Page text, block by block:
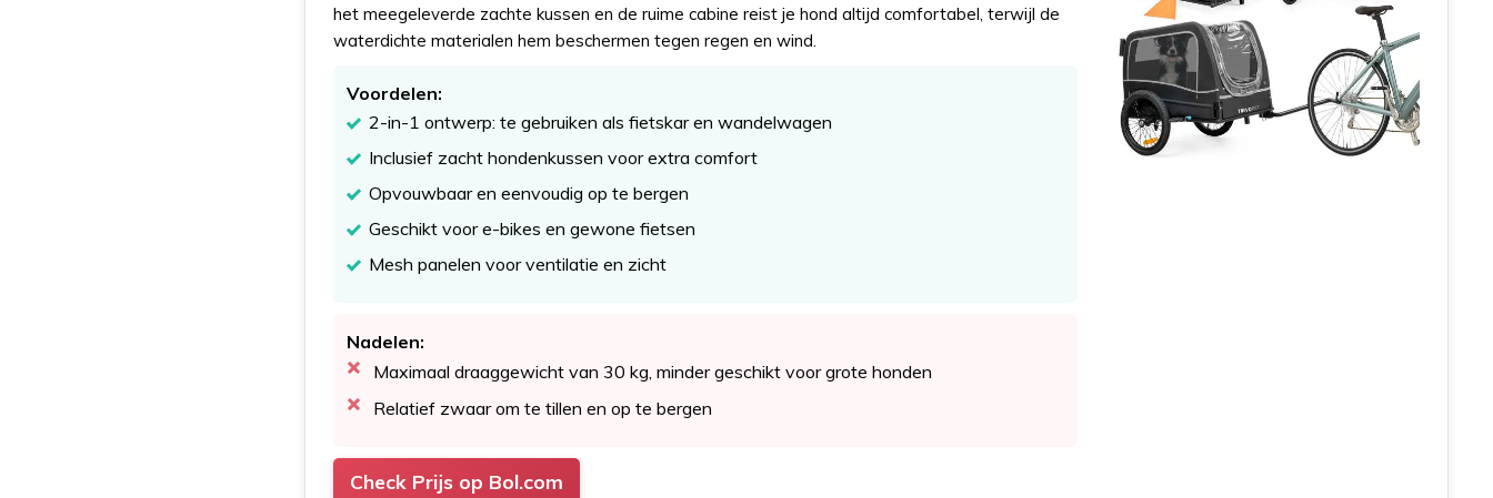
het meegeleverde zachte kussen en de ruime cabine reist je hond altijd comfortabel, terwijl de
waterdichte materialen hem beschermen tegen regen en wind.
Voordelen:
2-in-1 ontwerp: te gebruiken als fietskar en wandelwagen
Inclusief zacht hondenkussen voor extra comfort
Opvouwbaar en eenvoudig op te bergen
Geschikt voor e-bikes en gewone fietsen
Mesh panelen voor ventilatie en zicht
Nadelen:
Maximaal draaggewicht van 30 kg, minder geschikt voor grote honden
Relatief zwaar om te tillen en op te bergen
Check Prijs op Bol.com